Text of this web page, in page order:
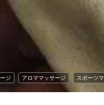
ジ アロママッサージ スポーツ